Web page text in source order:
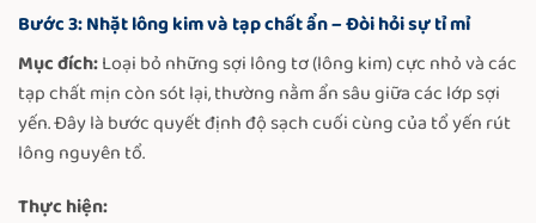
Bước 3: Nhặt lông kim và tạp chất ẩn – Đòi hỏi sự tỉ mỉ
Mục đích:Loại bỏ những sợi lông tơ (lông kim) cực nhỏ và các
tạp chất mịn còn sót lại, thường nằm ẩn sâu giữa các lớp sợi
yến. Đây là bước quyết định độ sạch cuối cùng của tổ yến rút
lông nguyên tổ.
Thực hiện: